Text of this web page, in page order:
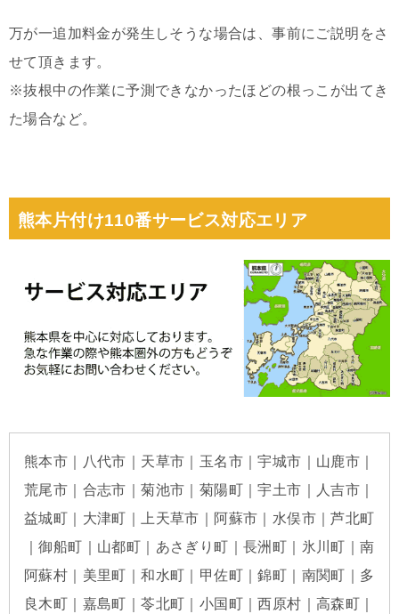
万が一追加料金が発生しそうな場合は、事前にご説明をさ
せて頂きます。
※抜根中の作業に予測できなかったほどの根っこが出てき
た場合など。
熊本片付け110番サービス対応エリア
熊本市｜八代市｜天草市｜玉名市｜宇城市｜山鹿市｜
荒尾市｜合志市｜菊池市｜菊陽町｜宇土市｜人吉市｜
益城町｜大津町｜上天草市｜阿蘇市｜水俣市｜芦北町
｜御船町｜山都町｜あさぎり町｜長洲町｜氷川町｜南
阿蘇村｜美里町｜和水町｜甲佐町｜錦町｜南関町｜多
良木町｜嘉島町｜苓北町｜小国町｜西原村｜高森町｜